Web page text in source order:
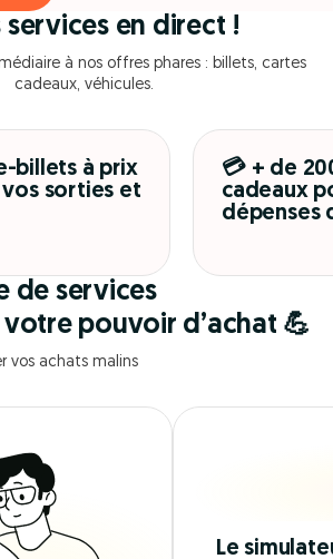
services en direct !
à nos offres phares : billets, cartes
cadeaux, véhicules.
billets à prix
sorties et
💳 + de
cadeaux
dépenses
de services
pouvoir d’achat 💪
vos achats malins
Le